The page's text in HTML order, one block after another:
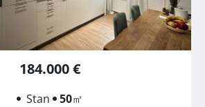
184.000 €
Stan 50㎡